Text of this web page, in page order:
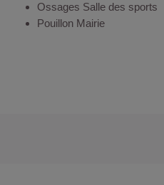
Ossages Salle des sports
Pouillon Mairie